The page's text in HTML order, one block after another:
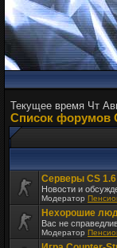
Текущее время Чт
Список форумов
Серверы CS 1.6
Новости и
Модератор
Нехорошие
Вас не
Модератор